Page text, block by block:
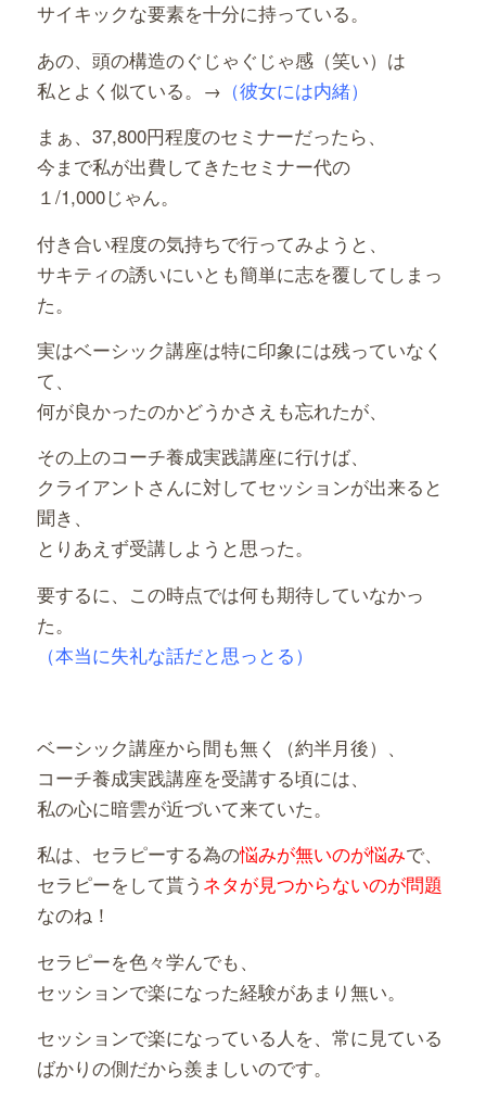
サイキックな要素を十分に持っている。
あの、頭の構造のぐじゃぐじゃ感（笑い）は
私とよく似ている。→ （彼女には内緒）
まぁ、37,800円程度のセミナーだったら、
今まで私が出費してきたセミナー代の
１/1,000じゃん。
付き合い程度の気持ちで行ってみようと、
サキティの誘いにいとも簡単に志を覆してしまっ
た。
実はベーシック講座は特に印象には残っていなく
て、
何が良かったのかどうかさえも忘れたが、
その上のコーチ養成実践講座に行けば、
クライアントさんに対してセッションが出来ると
聞き、
とりあえず受講しようと思った。
要するに、この時点では何も期待していなかっ
た。
（本当に失礼な話だと思っとる）
ベーシック講座から間も無く（約半月後）、
コーチ養成実践講座を受講する頃には、
私の心に暗雲が近づいて来ていた。
私は、セラピーする為の悩みが無いのが悩みで、
セラピーをして貰う ネタが見つからないのが問題
なのね！
セラピーを色々学んでも、
セッションで楽になった経験があまり無い。
セッションで楽になっている人を、常に見ている
ばかりの側だから羨ましいのです。